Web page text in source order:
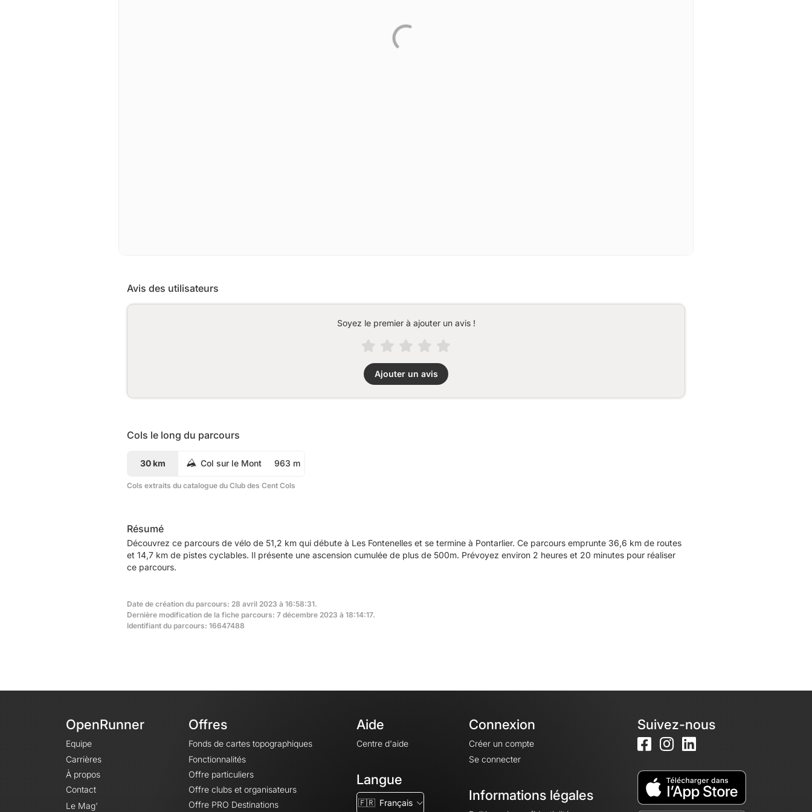
Avis des utilisateurs
Soyez le premier à ajouter un avis !
Ajouter un avis
Cols le long du parcours
30 km Col sur le Mont 963 m
Cols extraits du catalogue du Club des Cent Cols
Résumé
Découvrez ce parcours de vélo de 51,2 km qui débute à Les Fontenelles et se termine à Pontarlier. Ce parcours emprunte 36,6 km de routes
et 14,7 km de pistes cyclables. Il présente une ascension cumulée de plus de 500m. Prévoyez environ 2 heures et 20 minutes pour réaliser
ce parcours.
Date de création du parcours: 28 avril 2023 à 16:58:31.
Dernière modification de la fiche parcours: 7 décembre 2023 à 18:14:17.
Identifiant du parcours: 16647488
OpenRunner
Equipe
Carrières
À propos
Contact
Le Mag'
Offres
Fonds de cartes topographiques
Fonctionnalités
Offre particuliers
Offre clubs et organisateurs
Offre PRO Destinations
Aide
Centre d'aide
Langue
🇫🇷 Français
Connexion
Créer un compte
Se connecter
Informations légales
Suivez-nous